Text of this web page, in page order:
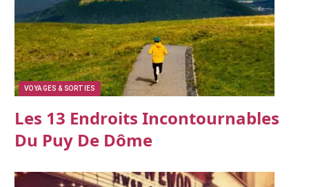
VOYAGES & SORTIES
Les 13 Endroits Incontournables
Du Puy De Dôme